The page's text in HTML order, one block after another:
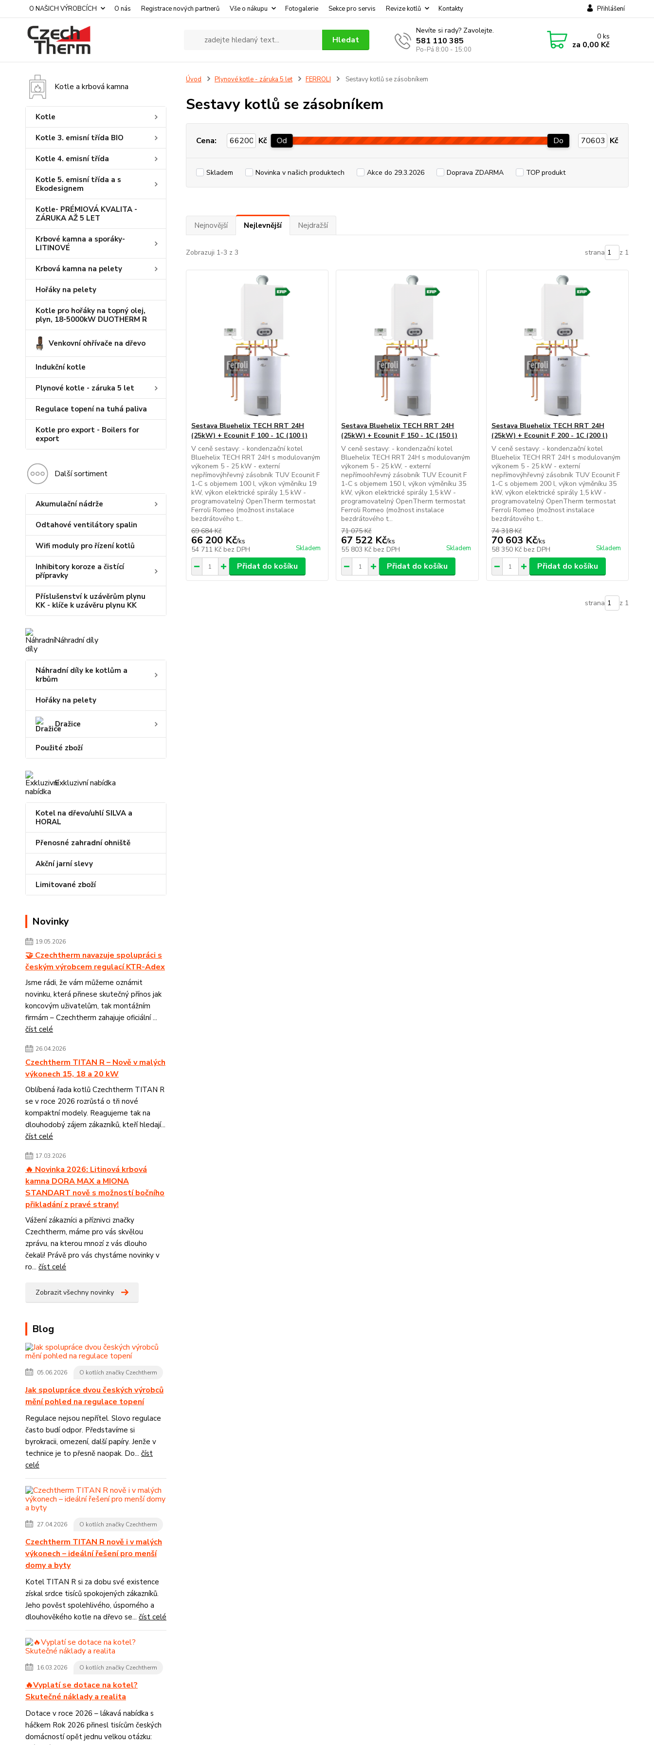
O NAŠICH VÝROBCÍCH O nás Registrace nových partnerů Vše o nákupu Fotogalerie Sekce pro servis Revize kotlů Kontakty Přihlášení
Hledat
Nevíte si rady? Zavolejte.
581 110 385
Po-Pá 8:00 - 15:00
0ks
za 0,00 Kč
Kotle a krbová kamna
Kotle
Kotle 3. emisní třída BIO
Kotle 4. emisní třída
Kotle 5. emisní třída a s
Ekodesignem
Kotle- PRÉMIOVÁ KVALITA -
ZÁRUKA AŽ 5 LET
Krbové kamna a sporáky-
LITINOVÉ
Krbová kamna na pelety
Hořáky na pelety
Kotle pro hořáky na topný olej,
plyn, 18-5000kW DUOTHERM R
Venkovní ohřívače na dřevo
Indukční kotle
Plynové kotle - záruka 5 let
Regulace topení na tuhá paliva
Kotle pro export - Boilers for
export
Další sortiment
Akumulační nádrže
Odtahové ventilátory spalin
Wifi moduly pro řízení kotlů
Inhibitory koroze a čistící
přípravky
Příslušenství k uzávěrům plynu
KK - klíče k uzávěru plynu KK
Náhradní díly
Náhradní díly ke kotlům a
krbům
Hořáky na pelety
Dražice
Použité zboží
Exkluzivní nabídka
Kotel na dřevo/uhlí SILVA a
HORAL
Přenosné zahradní ohniště
Akční jarní slevy
Limitované zboží
Novinky
19.05.2026
🤝 Czechtherm navazuje spolupráci s
českým výrobcem regulací KTR-Adex
Jsme rádi, že vám můžeme oznámit
novinku, která přinese skutečný přínos jak
koncovým uživatelům, tak montážním
firmám – Czechtherm zahajuje oficiální ...
číst celé
26.04.2026
Czechtherm TITAN R – Nově v malých
výkonech 15, 18 a 20 kW
Oblíbená řada kotlů Czechtherm TITAN R
se v roce 2026 rozrůstá o tři nové
kompaktní modely. Reagujeme tak na
dlouhodobý zájem zákazníků, kteří hledají...
číst celé
17.03.2026
🔥 Novinka 2026: Litinová krbová
kamna DORA MAX a MIONA
STANDART nově s možností bočního
přikladání z pravé strany!
Vážení zákazníci a příznivci značky
Czechtherm, máme pro vás skvělou
zprávu, na kterou mnozí z vás dlouho
čekali! Právě pro vás chystáme novinky v
ro... číst celé
Zobrazit všechny novinky
Blog
05.06.2026 O kotlích značky Czechtherm
Jak spolupráce dvou českých výrobců
mění pohled na regulace topení
Regulace nejsou nepřítel. Slovo regulace
často budí odpor. Představíme si
byrokracii, omezení, další papíry. Jenže v
technice je to přesně naopak. Do... číst
celé
27.04.2026 O kotlích značky Czechtherm
Czechtherm TITAN R nově i v malých
výkonech – ideální řešení pro menší
domy a byty
Kotel TITAN R si za dobu své existence
získal srdce tisíců spokojených zákazníků.
Jeho pověst spolehlivého, úsporného a
dlouhověkého kotle na dřevo se... číst celé
16.03.2026 O kotlích značky Czechtherm
🔥Vyplatí se dotace na kotel?
Skutečné náklady a realita
Dotace v roce 2026 – lákavá nabídka s
háčkem Rok 2026 přinesl tisícům českých
domácností opět jednu velkou otázku:
Úvod Plynové kotle - záruka 5 let FERROLI Sestavy kotlů se zásobníkem
Sestavy kotlů se zásobníkem
Cena: Kč Od Do Kč
Skladem Novinka v našich produktech Akce do 29.3.2026 Doprava ZDARMA TOP produkt
Nejnovější Nejlevnější Nejdražší
Zobrazuji 1-3 z 3 strana z 1
Sestava Bluehelix TECH RRT 24H
(25kW) + Ecounit F 100 - 1C (100 l)
V ceně sestavy: - kondenzační kotel
Bluehelix TECH RRT 24H s modulovaným
výkonem 5 - 25 kW - externí
nepřímovýhřevný zásobník TUV Ecounit F
1-C s objemem 100 l, výkon výměníku 19
kW, výkon elektrické spirály 1,5 kW -
programovatelný OpenTherm termostat
Ferroli Romeo (možnost instalace
bezdrátového t...
69 684 Kč
66 200 Kč/ks
54 711 Kč bez DPH Skladem
Přidat do košíku
Sestava Bluehelix TECH RRT 24H
(25kW) + Ecounit F 150 - 1C (150 l)
V ceně sestavy: - kondenzační kotel
Bluehelix TECH RRT 24H s modulovaným
výkonem 5 - 25 kW, - externí
nepřímoohřevný zásobník TUV Ecounit F
1-C s objemem 150 l, výkon výměníku 35
kW, výkon elektrické spirály 1,5 kW -
programovatelný OpenTherm termostat
Ferroli Romeo (možnost instalace
bezdrátového t...
71 075 Kč
67 522 Kč/ks
55 803 Kč bez DPH Skladem
Přidat do košíku
Sestava Bluehelix TECH RRT 24H
(25kW) + Ecounit F 200 - 1C (200 l)
V ceně sestavy: - kondenzační kotel
Bluehelix TECH RRT 24H s modulovaným
výkonem 5 - 25 kW - externí
nepřímovýhřevný zásobník TUV Ecounit F
1-C s objemem 200 l, výkon výměníku 35
kW, výkon elektrické spirály 1,5 kW -
programovatelný OpenTherm termostat
Ferroli Romeo (možnost instalace
bezdrátového t...
74 318 Kč
70 603 Kč/ks
58 350 Kč bez DPH Skladem
Přidat do košíku
strana z 1